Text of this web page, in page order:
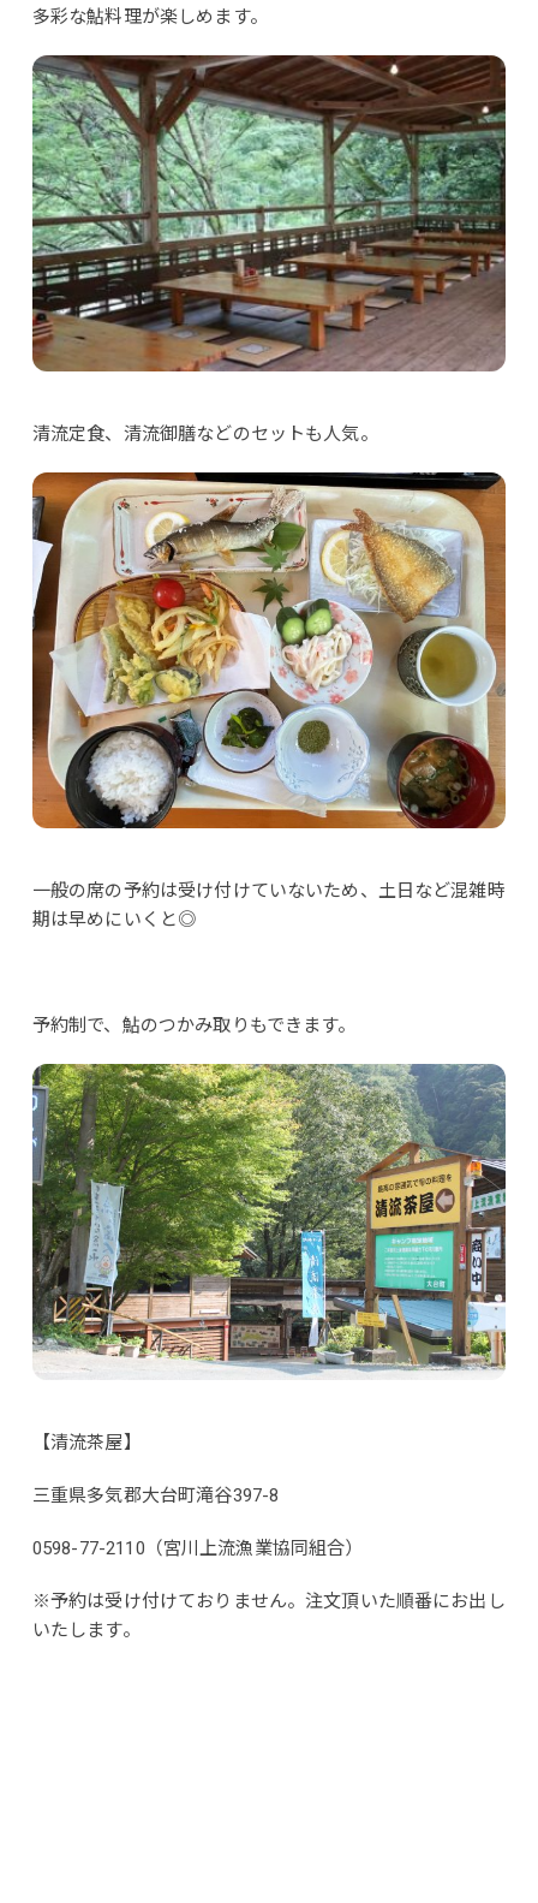
多彩な鮎料理が楽しめます。
清流定食、清流御膳などのセットも人気。
一般の席の予約は受け付けていないため、土日など混雑時
期は早めにいくと◎
予約制で、鮎のつかみ取りもできます。
【清流茶屋】
三重県多気郡大台町滝谷397-8
0598-77-2110（宮川上流漁業協同組合）
※予約は受け付けておりません。注文頂いた順番にお出し
いたします。